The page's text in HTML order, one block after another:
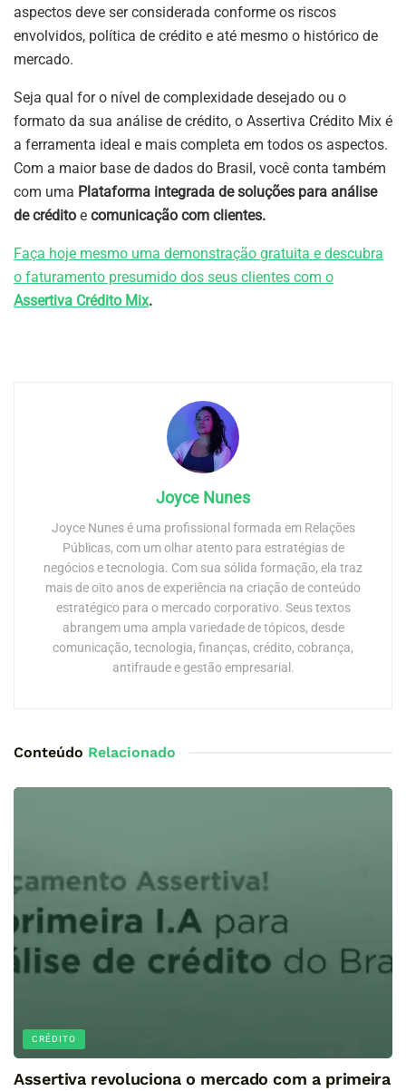
aspectos deve ser considerada conforme os riscos
envolvidos, política de crédito e até mesmo o histórico de
mercado.
Seja qual for o nível de complexidade desejado ou o
formato da sua análise de crédito, o Assertiva Crédito Mix é
a ferramenta ideal e mais completa em todos os aspectos.
Com a maior base de dados do Brasil, você conta também
com uma Plataforma integrada de soluções para análise
de crédito e comunicação com clientes.
Faça hoje mesmo uma demonstração gratuita e descubra
o faturamento presumido dos seus clientes com o
Assertiva Crédito Mix.
Joyce Nunes
Joyce Nunes é uma profissional formada em Relações
Públicas, com um olhar atento para estratégias de
negócios e tecnologia. Com sua sólida formação, ela traz
mais de oito anos de experiência na criação de conteúdo
estratégico para o mercado corporativo. Seus textos
abrangem uma ampla variedade de tópicos, desde
comunicação, tecnologia, finanças, crédito, cobrança,
antifraude e gestão empresarial.
Conteúdo Relacionado
CRÉDITO
Assertiva revoluciona o mercado com a primeira